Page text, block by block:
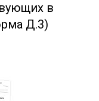
в
Д.3)